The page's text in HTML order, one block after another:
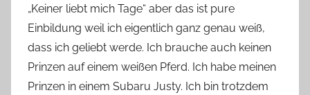
n
n
e
„Keiner liebt mich Tage“ aber das ist pure
Einbildung weil ich eigentlich ganz genau weiß,
dass ich geliebt werde. Ich brauche auch keinen
Prinzen auf einem weißen Pferd. Ich habe meinen
Prinzen in einem Subaru Justy. Ich bin trotzdem